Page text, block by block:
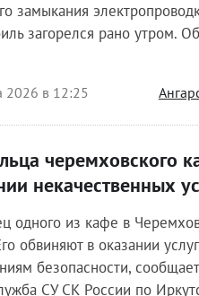
замыкания
загорелся рано утром.
2026 в 12:25
черемховского
некачественных
одного из кафе в
обвиняют в оказании
безопасности,
СУ СК России по